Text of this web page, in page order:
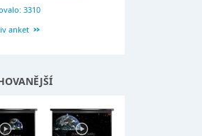
3310
anket